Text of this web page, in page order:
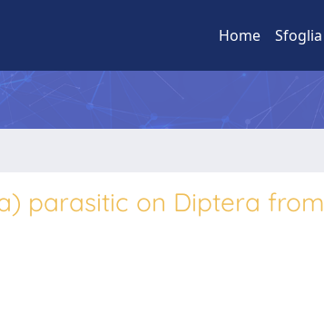
Home Sfoglia
parasitic on Diptera from